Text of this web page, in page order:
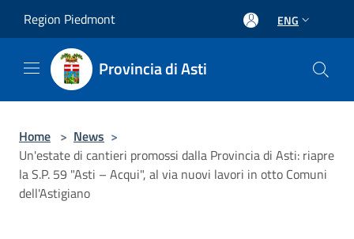
Region Piedmont ENG
Provincia di Asti
Home > News >
Un'estate di cantieri promossi dalla Provincia di Asti: riapre
la S.P. 59 "Asti – Acqui", al via nuovi lavori in otto Comuni
dell'Astigiano